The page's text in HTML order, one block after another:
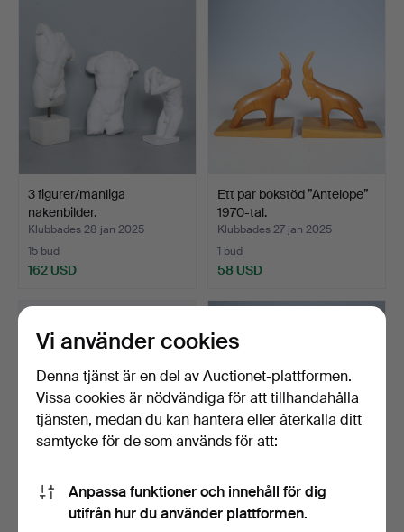
3 figurer/manliga
nakenbilder.
Klubbades 28 jan 2025
15 bud
162 USD
Ett par bokstöd ”Antelope”
1970-tal.
Klubbades 27 jan 2025
1 bud
58 USD
En samling vinylskivor,
mestadels klassisk…
Julgransprydnader, metall
”Ängel”.
Vi använder cookies
Denna tjänst är en del av Auctionet-plattformen.
Vissa cookies är nödvändiga för att tillhandahålla
tjänsten, medan du kan hantera eller återkalla ditt
samtycke för de som används för att:
Anpassa funktioner och innehåll för dig
utifrån hur du använder plattformen.